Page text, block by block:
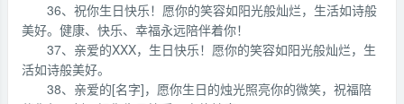
36、祝你生日快乐！愿你的笑容如阳光般灿烂，生活如诗般
美好。健康、快乐、幸福永远陪伴着你！
37、亲爱的XXX，生日快乐！愿你的笑容如阳光般灿烂，生
活如诗般美好。
38、亲爱的[名字]，愿你生日的烛光照亮你的微笑，祝福陪